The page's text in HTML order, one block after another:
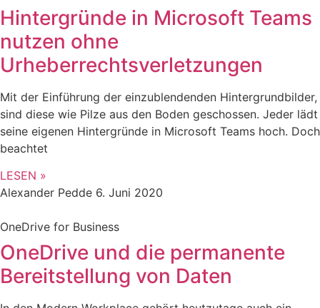
Hintergründe in Microsoft Teams
nutzen ohne
Urheberrechtsverletzungen
Mit der Einführung der einzublendenden Hintergrundbilder,
sind diese wie Pilze aus den Boden geschossen. Jeder lädt
seine eigenen Hintergründe in Microsoft Teams hoch. Doch
beachtet
LESEN »
Alexander Pedde 6. Juni 2020
OneDrive for Business
OneDrive und die permanente
Bereitstellung von Daten